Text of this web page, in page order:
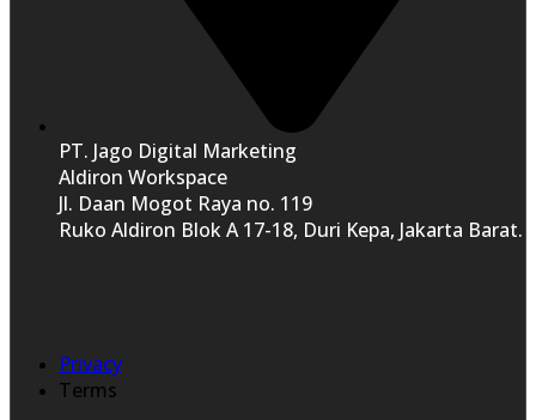
PT. Jago Digital Marketing
Aldiron Workspace
Jl. Daan Mogot Raya no. 119
Ruko Aldiron Blok A 17-18, Duri Kepa, Jakarta Barat.
Privacy
Terms